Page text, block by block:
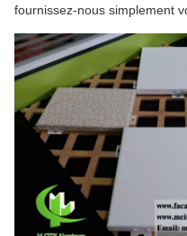
fournissez-nous simplement